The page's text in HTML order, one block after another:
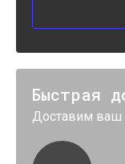
Быстрая
Доставим ваш